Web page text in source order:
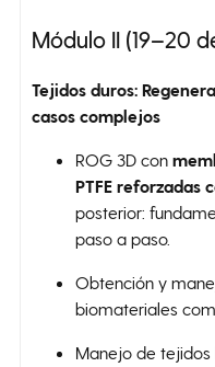
Módulo II (19–20
Tejidos duros:
casos complejos
ROG 3D con
PTFE reforzadas
posterior:
paso a paso.
Obtención y
biomateriales
Manejo de